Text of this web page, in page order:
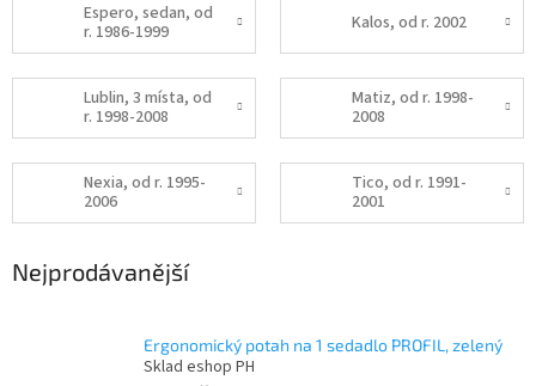
Espero, sedan, od
r. 1986-1999
Kalos, od r. 2002
Lublin, 3 místa, od
r. 1998-2008
Matiz, od r. 1998-
2008
Nexia, od r. 1995-
2006
Tico, od r. 1991-
2001
Nejprodávanější
Ergonomický potah na 1 sedadlo PROFIL, zelený
Sklad eshop PH